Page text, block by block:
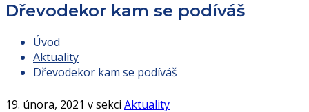
Dřevodekor kam se podíváš
Úvod
Aktuality
Dřevodekor kam se podíváš
19. února, 2021 v sekci Aktuality